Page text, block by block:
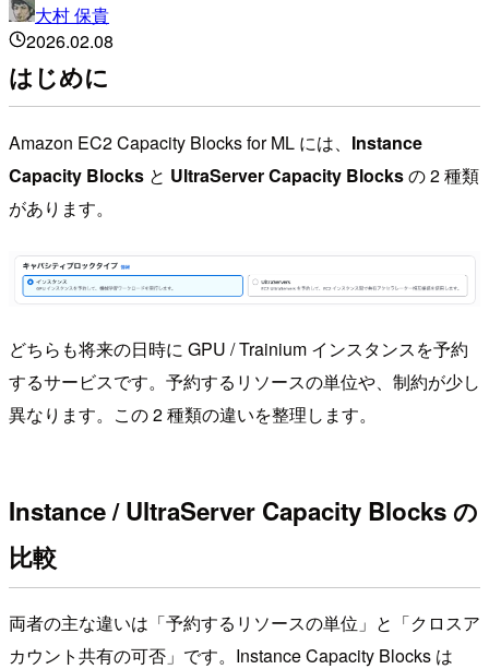
大村 保貴
2026.02.08
はじめに
Amazon EC2 Capacity Blocks for ML には、 Instance
Capacity Blocks と UltraServer Capacity Blocksの 2 種類
があります。
どちらも将来の日時に GPU / Trainium インスタンスを予約
するサービスです。予約するリソースの単位や、制約が少し
異なります。この 2 種類の違いを整理します。
Instance / UltraServer Capacity Blocks の
比較
両者の主な違いは「予約するリソースの単位」と「クロスア
カウント共有の可否」です。Instance Capacity Blocks は